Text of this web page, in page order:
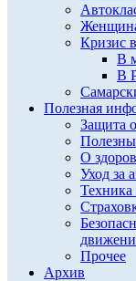
Кризис
В
В
Полезная
Защита
О
Уход за
Прочее
Архив